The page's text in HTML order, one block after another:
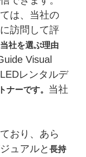
は、当社の
訪問して評
当社を選ぶ理由
Visual
LEDレンタルデ
ナーです。 当社
おり、あら
ュアルと長持